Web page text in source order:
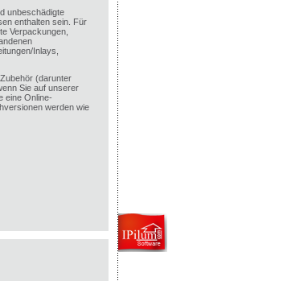
unbeschädigte
enthalten sein. Für
Verpackungen,
Inlays,
(darunter
Sie auf unserer
eine Online-
werden wie